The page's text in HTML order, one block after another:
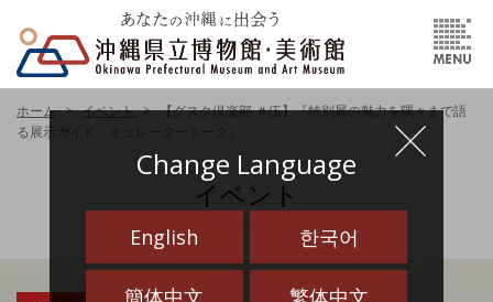
Change Language
English 한국어
簡体中文 繁体中文
ホーム イベント
【グスク倶楽部 ＃伍】『特別展の魅力を隅々まで語
る展示ガイド：キュレータートーク』
イベント